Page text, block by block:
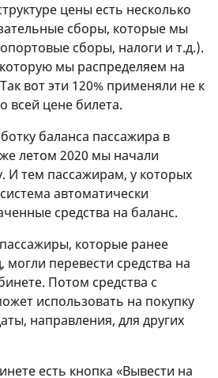
цены есть несколько
сборы, которые мы
сборы, налоги и т.д.).
мы распределяем на
вот эти 120% применяли не к
всей цене билета.
баланса пассажира в
летом 2020 мы начали
И тем пассажирам, у которых
автоматически
средства на баланс.
которые ранее
перевести средства на
Потом средства с
использовать на покупку
направления, для других
есть кнопка «Вывести на